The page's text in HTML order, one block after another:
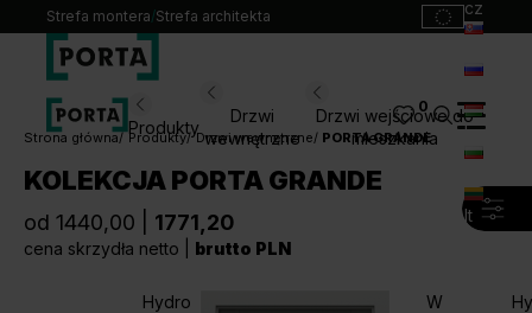
Strefa montera/Strefa architekta cz
hu
lt
Produkty
Drzwi
wewnętrzne
Drzwi wejściowe do
mieszkania
0
Wybierz swoje drzwi
Produkty
Punkty sprzedaży
Katalogi
Strona główna Produkty Drzwi wewnętrzne PORTA GRANDE
KOLEKCJA PORTA GRANDE
od 1440,00 | 1771,20
cena skrzydła netto | brutto PLN
Hydro
W